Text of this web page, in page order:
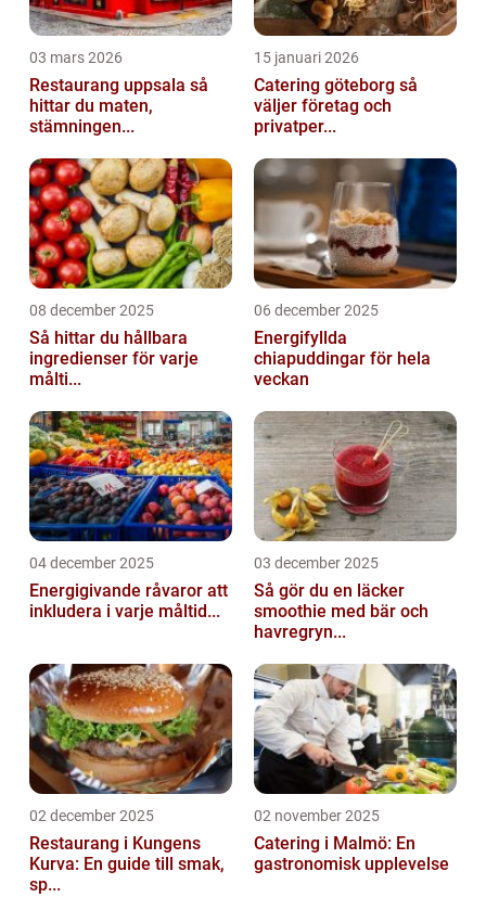
03 mars 2026
Restaurang uppsala så
hittar du maten,
stämningen...
15 januari 2026
Catering göteborg så
väljer företag och
privatper...
08 december 2025
Så hittar du hållbara
ingredienser för varje
målti...
06 december 2025
Energifyllda
chiapuddingar för hela
veckan
04 december 2025
Energigivande råvaror att
inkludera i varje måltid...
03 december 2025
Så gör du en läcker
smoothie med bär och
havregryn...
02 december 2025
Restaurang i Kungens
Kurva: En guide till smak,
sp...
02 november 2025
Catering i Malmö: En
gastronomisk upplevelse